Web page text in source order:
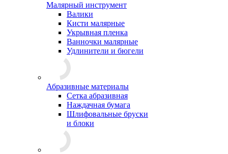
Малярный инструмент
Валики
Кисти малярные
Укрывная пленка
Ванночки малярные
Удлинители и бюгели
Абразивные материалы
Сетка абразивная
Наждачная бумага
Шлифовальные бруски
и блоки